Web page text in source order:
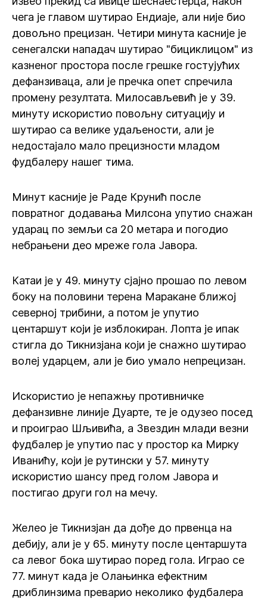
чега је главом шутирао Ендиаје, али није био
довољно прецизан. Четири минута касније је
сенегалски нападач шутирао "бициклицом" из
казненог простора после грешке гостујућих
дефанзиваца, али је пречка опет спречила
промену резултата. Милосављевић је у 39.
минуту искористио повољну ситуацију и
шутирао са велике удаљености, али је
недостајало мало прецизности младом
фудбалеру нашег тима.
Минут касније је Раде Крунић после
повратног додавања Милсона упутио снажан
ударац по земљи са 20 метара и погодио
небрањени део мреже гола Јавора.
Катаи је у 49. минуту сјајно прошао по левом
боку на половини терена Маракане ближој
северној трибини, а потом је упутио
центаршут који је изблокиран. Лопта је ипак
стигла до Тикнизјана који је снажно шутирао
волеј ударцем, али је био умало непрецизан.
Искористио је непажњу противничке
дефанзивне линије Дуарте, те је одузео посед
и проиграо Шљивића, а Звездин млади везни
фудбалер је упутио пас у простор ка Мирку
Иванићу, који је рутински у 57. минуту
искористио шансу пред голом Јавора и
постигао други гол на мечу.
Желео је Тикнизјан да дође до првенца на
дебију, али је у 65. минуту после центаршута
са левог бока шутирао поред гола. Играо се
77. минут када је Олањинка ефектним
дриблинзима преварио неколико фудбалера